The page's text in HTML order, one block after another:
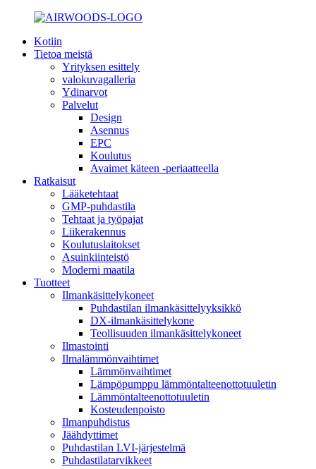
Kotiin
Tietoa meistä
Yrityksen esittely
valokuvagalleria
Ydinarvot
Palvelut
Design
Asennus
EPC
Koulutus
Avaimet käteen -periaatteella
Ratkaisut
Lääketehtaat
GMP-puhdastila
Tehtaat ja työpajat
Liikerakennus
Koulutuslaitokset
Asuinkiinteistö
Moderni maatila
Tuotteet
Ilmankäsittelykoneet
Puhdastilan ilmankäsittelyyksikkö
DX-ilmankäsittelykone
Teollisuuden ilmankäsittelykoneet
Ilmastointi
Ilmalämmönvaihtimet
Lämmönvaihtimet
Lämpöpumppu lämmöntalteenottotuuletin
Lämmöntalteenottotuuletin
Kosteudenpoisto
Ilmanpuhdistus
Jäähdyttimet
Puhdastilan LVI-järjestelmä
Puhdastilatarvikkeet